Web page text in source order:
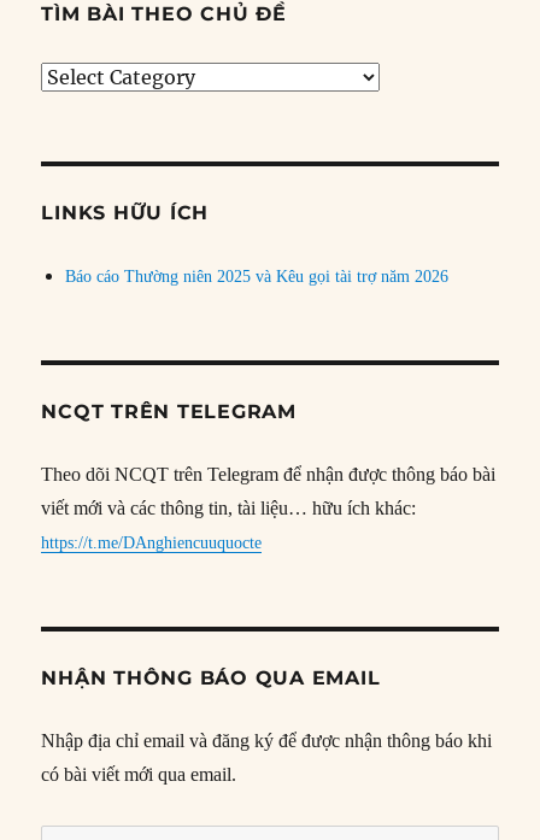
TÌM BÀI THEO CHỦ ĐỀ
Tìm
đề
LINKS HỮU ÍCH
Báo cáo Thường niên 2025 và Kêu gọi tài trợ năm 2026
NCQT TRÊN TELEGRAM
Theo dõi NCQT trên Telegram để nhận được thông báo bài
viết mới và các thông tin, tài liệu… hữu ích khác:
https://t.me/DAnghiencuuquocte
NHẬN THÔNG BÁO QUA EMAIL
Nhập địa chỉ email và đăng ký để được nhận thông báo khi
có bài viết mới qua email.